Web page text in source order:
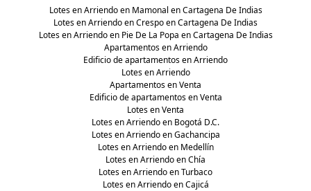
Lotes en Arriendo en Mamonal en Cartagena De Indias
Lotes en Arriendo en Crespo en Cartagena De Indias
Lotes en Arriendo en Pie De La Popa en Cartagena De Indias
Apartamentos en Arriendo
Edificio de apartamentos en Arriendo
Lotes en Arriendo
Apartamentos en Venta
Edificio de apartamentos en Venta
Lotes en Venta
Lotes en Arriendo en Bogotá D.C.
Lotes en Arriendo en Gachancipa
Lotes en Arriendo en Medellín
Lotes en Arriendo en Chía
Lotes en Arriendo en Turbaco
Lotes en Arriendo en Cajicá